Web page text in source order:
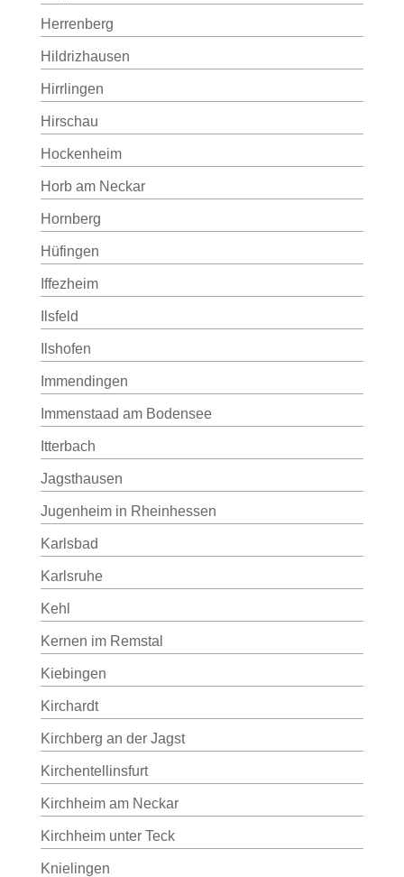
Herrenberg
Hildrizhausen
Hirrlingen
Hirschau
Hockenheim
Horb am Neckar
Hornberg
Hüfingen
Iffezheim
Ilsfeld
Ilshofen
Immendingen
Immenstaad am Bodensee
Itterbach
Jagsthausen
Jugenheim in Rheinhessen
Karlsbad
Karlsruhe
Kehl
Kernen im Remstal
Kiebingen
Kirchardt
Kirchberg an der Jagst
Kirchentellinsfurt
Kirchheim am Neckar
Kirchheim unter Teck
Knielingen